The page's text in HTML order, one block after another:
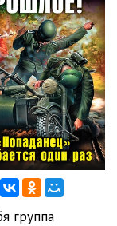
11:55
07:59
07:16
09:13
09:13
11:34
группа